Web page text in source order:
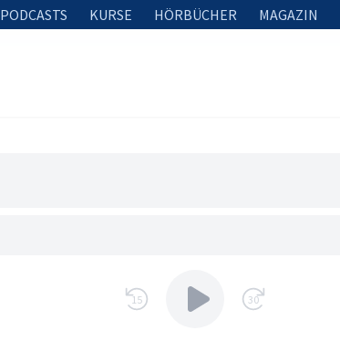
PODCASTS KURSE HÖRBÜCHER MAGAZIN
15 30